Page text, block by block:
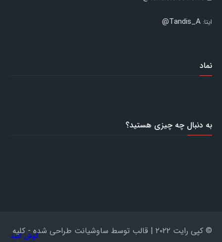
گوش کنید
ایتا: Tandis_A@
نماد
به دنبال چه چیزی هستید؟
© کپی رایت ۲۰۲۲ | قالب توسط ساوشیانت طراحی شده - کلیه